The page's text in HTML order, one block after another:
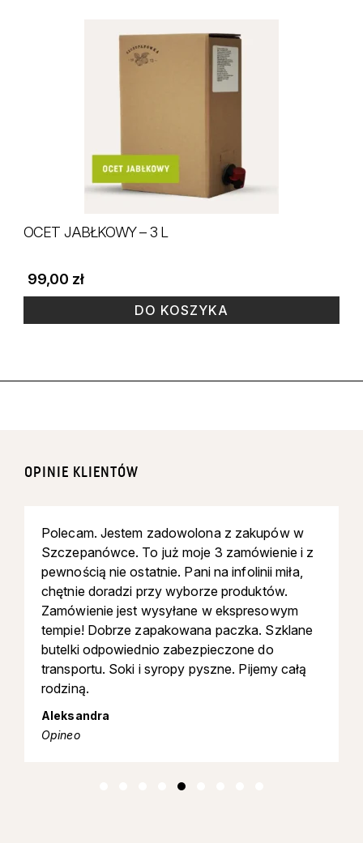
OCET JABŁKOWY – 3 L
99,00 zł
DO KOSZYKA
OPINIE KLIENTÓW
Polecam. Jestem zadowolona z zakupów w
Szczepanówce. To już moje 3 zamówienie i z
pewnością nie ostatnie. Pani na infolinii miła,
chętnie doradzi przy wyborze produktów.
Zamówienie jest wysyłane w ekspresowym
tempie! Dobrze zapakowana paczka. Szklane
butelki odpowiednio zabezpieczone do
transportu. Soki i syropy pyszne. Pijemy całą
rodziną.
Aleksandra
Opineo